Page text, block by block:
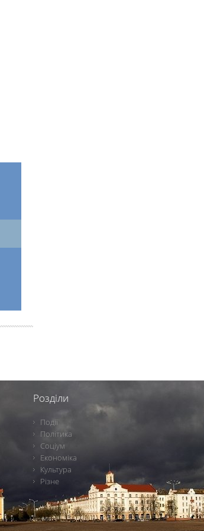
Розділи
Події
Політика
Соціум
Економіка
Культура
Різне